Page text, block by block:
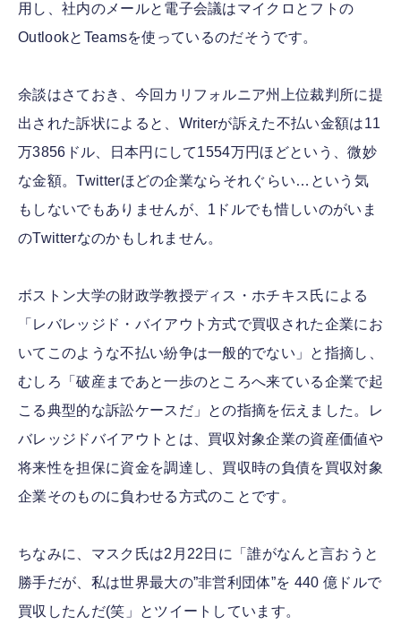
用し、社内のメールと電子会議はマイクロとフトの
OutlookとTeamsを使っているのだそうです。
余談はさておき、今回カリフォルニア州上位裁判所に提
出された訴状によると、Writerが訴えた不払い金額は11
万3856ドル、日本円にして1554万円ほどという、微妙
な金額。Twitterほどの企業ならそれぐらい…という気
もしないでもありませんが、1ドルでも惜しいのがいま
のTwitterなのかもしれません。
ボストン大学の財政学教授ディス・ホチキス氏による
「レバレッジド・バイアウト方式で買収された企業にお
いてこのような不払い紛争は一般的でない」と指摘し、
むしろ「破産まであと一歩のところへ来ている企業で起
こる典型的な訴訟ケースだ」との指摘を伝えました。レ
バレッジドバイアウトとは、買収対象企業の資産価値や
将来性を担保に資金を調達し、買収時の負債を買収対象
企業そのものに負わせる方式のことです。
ちなみに、マスク氏は2月22日に「誰がなんと言おうと
勝手だが、私は世界最大の”非営利団体”を 440 億ドルで
買収したんだ(笑」とツイートしています。